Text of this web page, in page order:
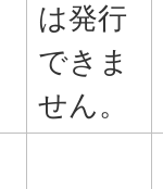
は発行
できま
せん。